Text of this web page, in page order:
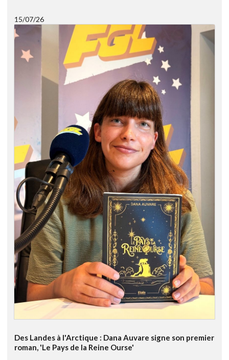
15/07/26
Des Landes à l'Arctique : Dana Auvare signe son premier
roman, 'Le Pays de la Reine Ourse'